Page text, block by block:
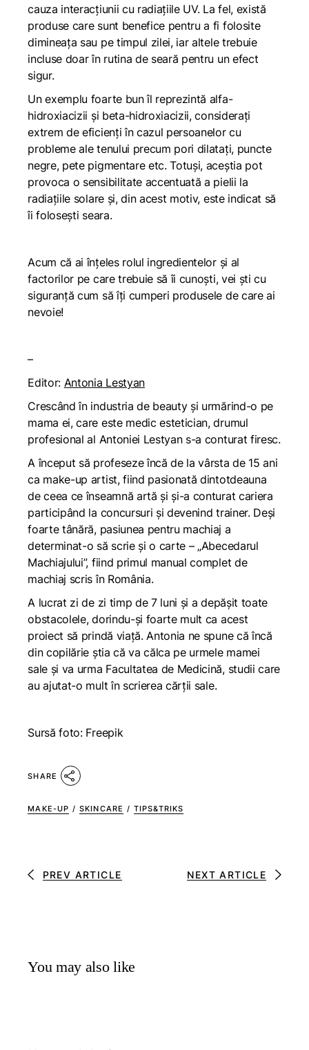
cauza interacțiunii cu radiațiile UV. La fel, există
produse care sunt benefice pentru a fi folosite
dimineața sau pe timpul zilei, iar altele trebuie
incluse doar în rutina de seară pentru un efect
sigur.
Un exemplu foarte bun îl reprezintă alfa-
hidroxiacizii și beta-hidroxiacizii, considerați
extrem de eficienți în cazul persoanelor cu
probleme ale tenului precum pori dilatați, puncte
negre, pete pigmentare etc. Totuși, aceștia pot
provoca o sensibilitate accentuată a pielii la
radiațiile solare și, din acest motiv, este indicat să
îi folosești seara.
Acum că ai înțeles rolul ingredientelor și al
factorilor pe care trebuie să îi cunoști, vei ști cu
siguranță cum să îți cumperi produsele de care ai
nevoie!
–
Editor: Antonia Lestyan
Crescând în industria de beauty și urmărind-o pe
mama ei, care este medic estetician, drumul
profesional al Antoniei Lestyan s-a conturat firesc.
A început să profeseze încă de la vârsta de 15 ani
ca make-up artist, fiind pasionată dintotdeauna
de ceea ce înseamnă artă și și-a conturat cariera
participând la concursuri și devenind trainer. Deși
foarte tânără, pasiunea pentru machiaj a
determinat-o să scrie și o carte – „Abecedarul
Machiajului”, fiind primul manual complet de
machiaj scris în România.
A lucrat zi de zi timp de 7 luni și a depășit toate
obstacolele, dorindu-și foarte mult ca acest
proiect să prindă viață. Antonia ne spune că încă
din copilărie știa că va călca pe urmele mamei
sale și va urma Facultatea de Medicină, studii care
au ajutat-o mult în scrierea cărții sale.
Sursă foto: Freepik
SHARE
MAKE-UP / SKINCARE / TIPS&TRIKS
PREV ARTICLE NEXT ARTICLE
You may also like